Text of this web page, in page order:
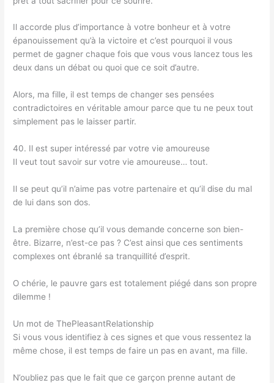
Il accorde plus d’importance à votre bonheur et à votre
épanouissement qu’à la victoire et c’est pourquoi il vous
permet de gagner chaque fois que vous vous lancez tous les
deux dans un débat ou quoi que ce soit d’autre.
Alors, ma fille, il est temps de changer ses pensées
contradictoires en véritable amour parce que tu ne peux tout
simplement pas le laisser partir.
40. Il est super intéressé par votre vie amoureuse
Il veut tout savoir sur votre vie amoureuse… tout.
Il se peut qu’il n’aime pas votre partenaire et qu’il dise du mal
de lui dans son dos.
La première chose qu’il vous demande concerne son bien-
être. Bizarre, n’est-ce pas ? C’est ainsi que ces sentiments
complexes ont ébranlé sa tranquillité d’esprit.
O chérie, le pauvre gars est totalement piégé dans son propre
dilemme !
Un mot de ThePleasantRelationship
Si vous vous identifiez à ces signes et que vous ressentez la
même chose, il est temps de faire un pas en avant, ma fille.
N’oubliez pas que le fait que ce garçon prenne autant de